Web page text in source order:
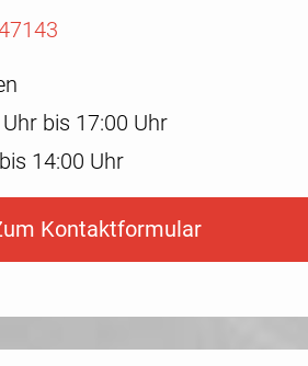
bis 17:00 Uhr
14:00 Uhr
Kontaktformular